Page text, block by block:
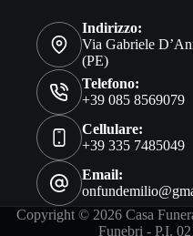
Indirizzo:
Via Gabriele
(PE)
Telefono:
+39 085 8569079
Cellulare:
+39 335 7485049
Email:
Copyright © 2026 Casa
Funebri - P.I.